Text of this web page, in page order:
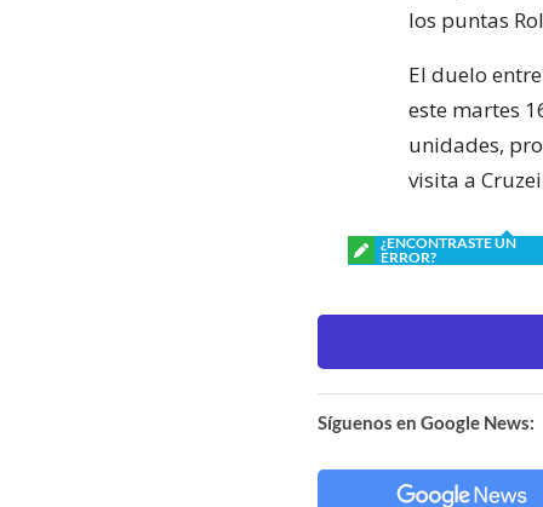
los puntas
El duelo
este martes
unidades,
visita a
¿ENCONTRASTE UN
ERROR?
Síguenos en Google News: